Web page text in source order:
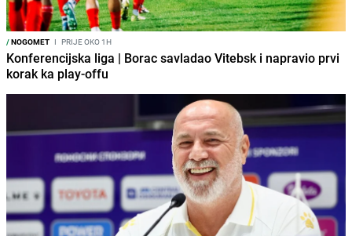
/NOGOMET I PRIJE OKO 1H
Konferencijska liga | Borac savladao Vitebsk i napravio prvi
korak ka play-offu